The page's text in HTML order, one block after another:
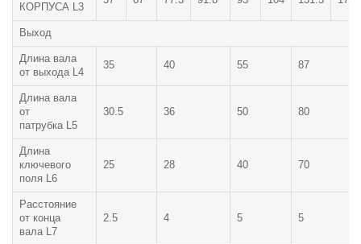
КОРПУСА L3
Выход
Длина вала
от выхода L4
35 40 55 87
Длина вала
от
патрубка L5
30.5 36 50 80
Длина
ключевого
поля L6
25 28 40 70
Расстояние
от конца
вала L7
2.5 4 5 5